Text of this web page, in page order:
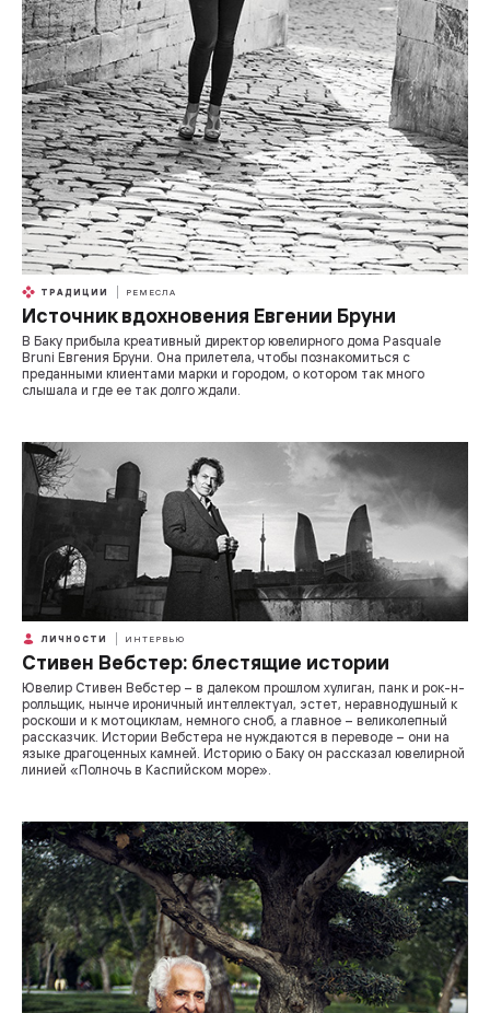
ТРАДИЦИИ РЕМЕСЛА
Источник вдохновения Евгении Бруни
В Баку прибыла креативный директор ювелирного дома Pasquale
Bruni Евгения Бруни. Она прилетела, чтобы познакомиться с
преданными клиентами марки и городом, о котором так много
слышала и где ее так долго ждали.
ЛИЧНОСТИ ИНТЕРВЬЮ
Стивен Вебстер: блестящие истории
Ювелир Стивен Вебстер – в далеком прошлом хулиган, панк и рок-н-
ролльщик, нынче ироничный интеллектуал, эстет, неравнодушный к
роскоши и к мотоциклам, немного сноб, а главное – великолепный
рассказчик. Истории Вебстера не нуждаются в переводе – они на
языке драгоценных камней. Историю о Баку он рассказал ювелирной
линией «Полночь в Каспийском море».